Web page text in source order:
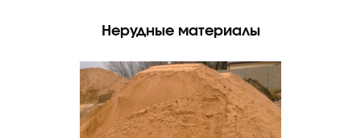
Нерудные материалы